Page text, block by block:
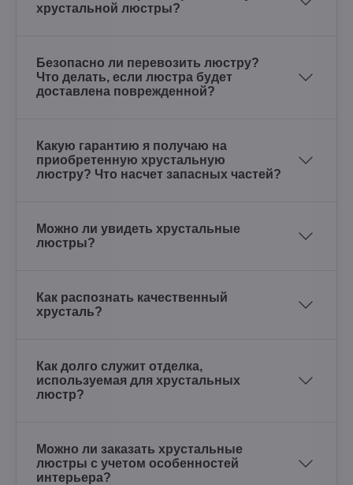
хрустальной люстры?
Безопасно ли перевозить люстру?
Что делать, если люстра будет
доставлена поврежденной?
Какую гарантию я получаю на
приобретенную хрустальную
люстру? Что насчет запасных частей?
Можно ли увидеть хрустальные
люстры?
Как распознать качественный
хрусталь?
Как долго служит отделка,
используемая для хрустальных
люстр?
Можно ли заказать хрустальные
люстры с учетом особенностей
интерьера?